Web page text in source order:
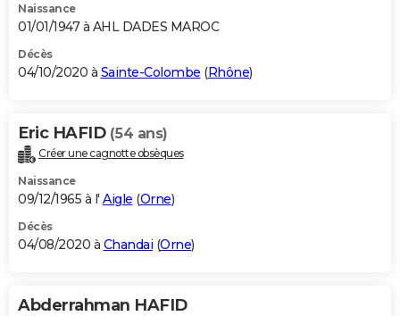
Naissance
01/01/1947 à AHL DADES MAROC
Décès
04/10/2020 à Sainte-Colombe (Rhône)
Eric HAFID (54 ans)
Créer une cagnotte obsèques
Naissance
09/12/1965 à l' Aigle (Orne)
Décès
04/08/2020 à Chandai (Orne)
Abderrahman HAFID